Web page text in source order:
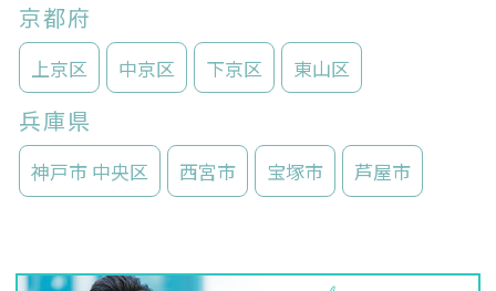
京都府
上京区 中京区 下京区 東山区
兵庫県
神戸市 中央区 西宮市 宝塚市 芦屋市